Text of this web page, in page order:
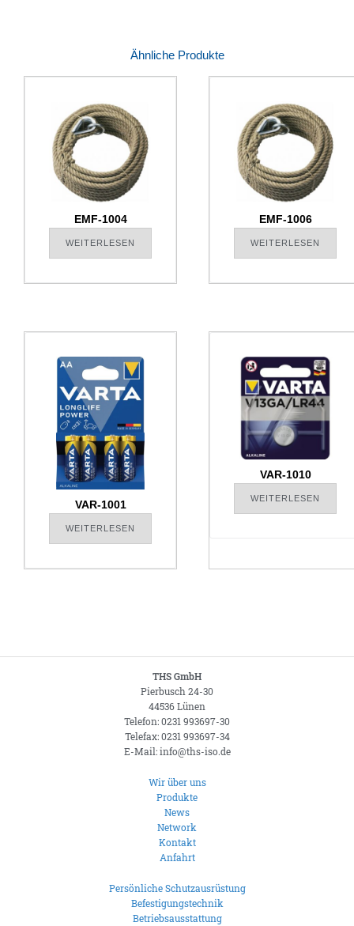
Ähnliche Produkte
EMF-1004
WEITERLESEN
EMF-1006
WEITERLESEN
VAR-1001
WEITERLESEN
VAR-1010
WEITERLESEN
THS GmbH
Pierbusch 24-30
44536 Lünen
Telefon: 0231 993697-30
Telefax: 0231 993697-34
E-Mail: info@ths-iso.de
Wir über uns
Produkte
News
Network
Kontakt
Anfahrt
Persönliche Schutzausrüstung
Befestigungstechnik
Betriebsausstattung